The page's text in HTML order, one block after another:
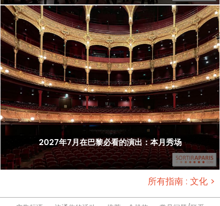
2027年7月在巴黎必看的演出：本月秀场
所有指南 : 文化 >